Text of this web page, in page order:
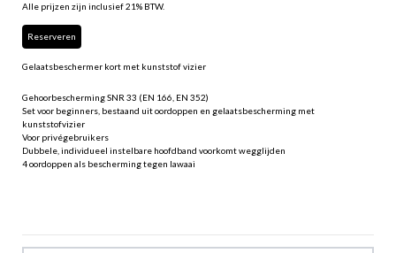
Alle prijzen zijn inclusief 21% BTW.
Reserveren
Gelaatsbeschermer kort met kunststof vizier
Gehoorbescherming SNR 33 (EN 166, EN 352)
Set voor beginners, bestaand uit oordoppen en gelaatsbescherming met
kunststofvizier
Voor privégebruikers
Dubbele, individueel instelbare hoofdband voorkomt wegglijden
4 oordoppen als bescherming tegen lawaai